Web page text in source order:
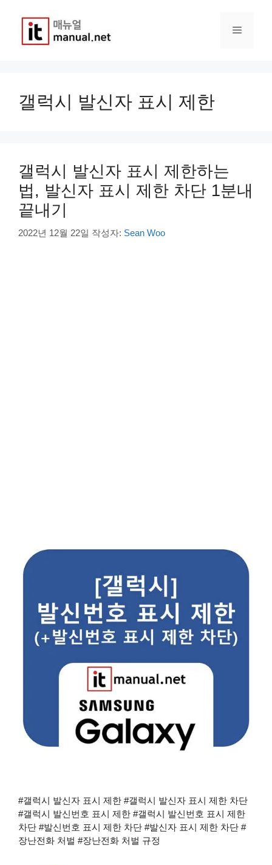
메
갤럭시 발신자 표시 제한
갤럭시 발신자 표시 제한하는
법, 발신자 표시 제한 차단 1분내
끝내기
2022년 12월 22일 작성자: Sean Woo
#갤럭시 발신자 표시 제한 #갤럭시 발신자 표시 제한 차단
#갤럭시 발신번호 표시 제한 #갤럭시 발신번호 표시 제한
차단 #발신번호 표시 제한 차단 #발신자 표시 제한 차단 #
장난전화 처벌 #장난전화 처벌 규정